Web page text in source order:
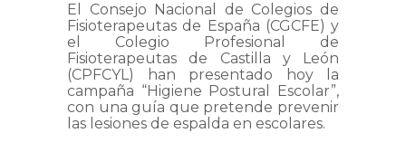
El Consejo Nacional de Colegios de
Fisioterapeutas de España (CGCFE) y
el Colegio Profesional de
Fisioterapeutas de Castilla y León
(CPFCYL) han presentado hoy la
campaña “Higiene Postural Escolar”,
con una guía que pretende prevenir
las lesiones de espalda en escolares.